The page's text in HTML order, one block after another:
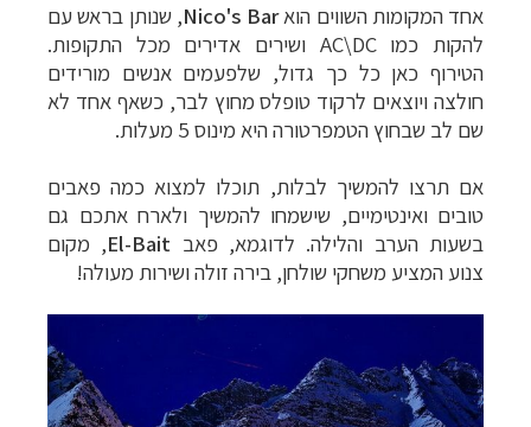
אחד המקומות השווים הואNico's Bar, שנותן בראש עם
להקות כמוAC\DC ושירים אדירים מכל התקופות.
הטירוף כאן כל כך גדול, שלפעמים אנשים מורידים
חולצה ויוצאים לרקוד טופלס מחוץ לבר, כשאף אחד לא
שם לב שבחוץ הטמפרטורה היא מינוס 5 מעלות.
אם תרצו להמשיך לבלות, תוכלו למצוא כמה פאבים
טובים ואינטימיים, שישמחו להמשיך ולארח אתכם גם
בשעות הערב והלילה. לדוגמא, פאב El-Bait, מקום
צנוע המציע משחקי שולחן, בירה זולה ושירות מעולה!